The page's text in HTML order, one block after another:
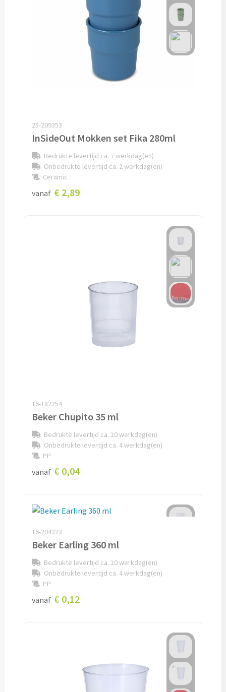
Handschoenen bedrukken
Rompertjes bedrukken
Kleding accessoires
Schoenenpoetssets bedrukken
Sneakers bedrukken
Draadloze powerbanks bedrukken
USB oplaadstekkers bedrukken
Reisladers & Reisstekkers bedrukken
Bluetooth oordopjes bedrukken
Bedrade audio oordopjes bedrukken
Bluetooth hoofdtelefoons bedrukken
Bedrade hoofdtelefoons bedrukken
Multifunctionele speakers bedrukken
Oplaadkabels & Accessoires
25-209353
InSideOut Mokken set Fika 280ml
Bedrukte levertijd ca. 7 werkdag(en)
Onbedrukte levertijd ca. 2 werkdag(en)
Ceramic
vanaf € 2,89
16-182254
Beker Chupito 35 ml
Bedrukte levertijd ca. 10 werkdag(en)
Onbedrukte levertijd ca. 4 werkdag(en)
PP
vanaf € 0,04
16-204323
Beker Earling 360 ml
Bedrukte levertijd ca. 10 werkdag(en)
Onbedrukte levertijd ca. 4 werkdag(en)
PP
vanaf € 0,12